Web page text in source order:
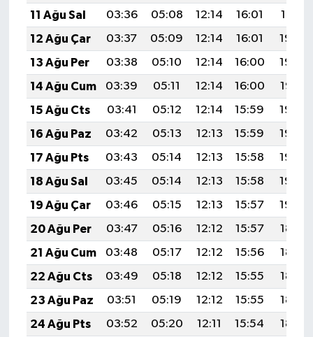
11 Ağu Sal
03:36 05:08 12:14 16:01
19:10
12 Ağu Çar
03:37 05:09 12:14 16:01
19:09
13 Ağu Per
03:38 05:10 12:14 16:00
19:08
14 Ağu Cum
03:39 05:11 12:14 16:00
19:07
15 Ağu Cts
03:41 05:12 12:14 15:59
19:05
16 Ağu Paz
03:42 05:13 12:13 15:59
19:04
17 Ağu Pts
03:43 05:14 12:13 15:58
19:03
18 Ağu Sal
03:45 05:14 12:13 15:58
19:02
19 Ağu Çar
03:46 05:15 12:13 15:57
19:00
20 Ağu Per
03:47 05:16 12:12 15:57
18:59
21 Ağu Cum
03:48 05:17 12:12 15:56
18:58
22 Ağu Cts
03:49 05:18 12:12 15:55
18:56
23 Ağu Paz
03:51 05:19 12:12 15:55
18:55
24 Ağu Pts
03:52 05:20 12:11 15:54
18:53